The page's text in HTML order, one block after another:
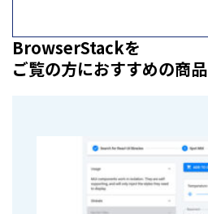
BrowserStackを
ご覧の方におすすめの商品